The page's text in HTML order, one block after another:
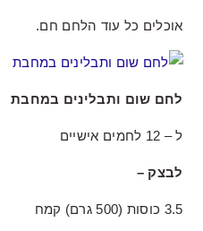
אוכלים כל עוד הלחם חם.
לחם שום ותבלינים במחבת
ל – 12 לחמים אישיים
לבצק –
3.5 כוסות (500 גרם) קמח